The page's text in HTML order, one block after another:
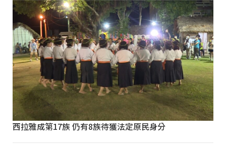
西拉雅成第17族 仍有8族待獲法定原民身分